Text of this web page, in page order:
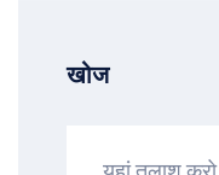
खोज